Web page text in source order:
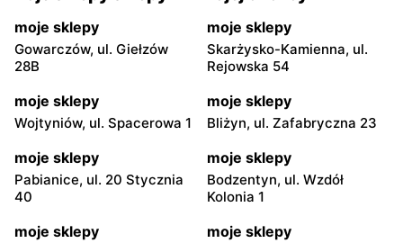
moje sklepy
Gowarczów, ul. Giełzów
28B
moje sklepy
Skarżysko-Kamienna, ul.
Rejowska 54
moje sklepy
Wojtyniów, ul. Spacerowa 1
moje sklepy
Bliżyn, ul. Zafabryczna 23
moje sklepy
Pabianice, ul. 20 Stycznia
40
moje sklepy
Bodzentyn, ul. Wzdół
Kolonia 1
moje sklepy moje sklepy